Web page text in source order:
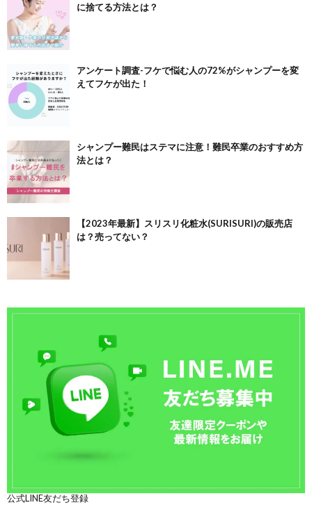
に捨てる方法とは？
アンケート調査-フケで悩む人の72%がシャンプーを変
えてフケが出た！
シャンプー難民はステマに注意！難民卒業のおすすめ方
法とは？
【2023年最新】スリスリ化粧水(SURISURI)の販売店
は？売ってない？
公式LINE友だち登録